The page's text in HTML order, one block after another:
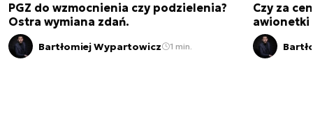
PGZ do wzmocnienia czy podzielenia?
Ostra wymiana zdań.
Bartłomiej Wypartowicz 1 min.
Czy za
awionetki